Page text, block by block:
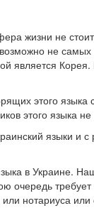
жизни не
не
является
этого языка
этого языка
языки и
в Украине.
очередь
нотариуса